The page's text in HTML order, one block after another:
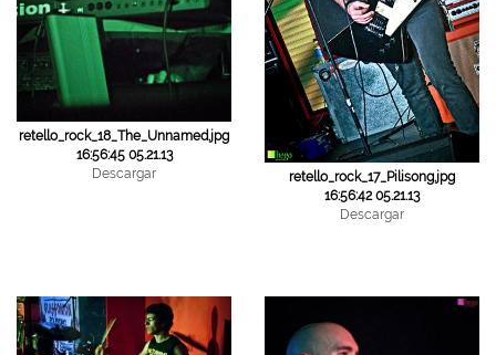
retello_rock_18_The_Unnamed.jpg
16:56:45 05.21.13
Descargar
retello_rock_17_Pilisong.jpg
16:56:42 05.21.13
Descargar